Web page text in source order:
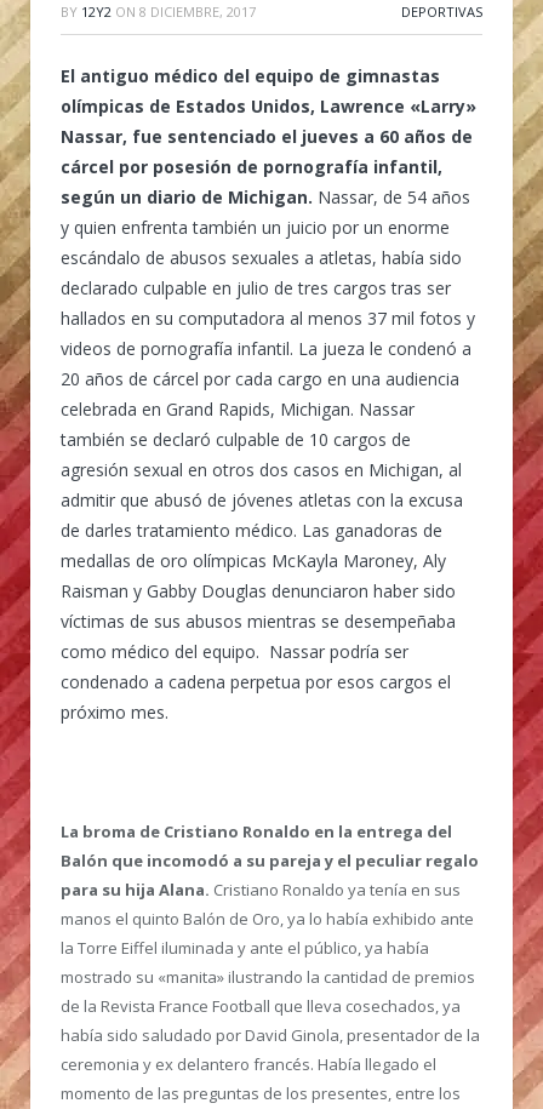
BY 12Y2 ON 8 DICIEMBRE, 2017 DEPORTIVAS
El antiguo médico del equipo de gimnastas
olímpicas de Estados Unidos, Lawrence «Larry»
Nassar, fue sentenciado el jueves a 60 años de
cárcel por posesión de pornografía infantil,
según un diario de Michigan. Nassar, de 54 años
y quien enfrenta también un juicio por un enorme
escándalo de abusos sexuales a atletas, había sido
declarado culpable en julio de tres cargos tras ser
hallados en su computadora al menos 37 mil fotos y
videos de pornografía infantil. La jueza le condenó a
20 años de cárcel por cada cargo en una audiencia
celebrada en Grand Rapids, Michigan. Nassar
también se declaró culpable de 10 cargos de
agresión sexual en otros dos casos en Michigan, al
admitir que abusó de jóvenes atletas con la excusa
de darles tratamiento médico. Las ganadoras de
medallas de oro olímpicas McKayla Maroney, Aly
Raisman y Gabby Douglas denunciaron haber sido
víctimas de sus abusos mientras se desempeñaba
como médico del equipo. Nassar podría ser
condenado a cadena perpetua por esos cargos el
próximo mes.
La broma de Cristiano Ronaldo en la entrega del
Balón que incomodó a su pareja y el peculiar regalo
para su hija Alana. Cristiano Ronaldo ya tenía en sus
manos el quinto Balón de Oro, ya lo había exhibido ante
la Torre Eiffel iluminada y ante el público, ya había
mostrado su «manita» ilustrando la cantidad de premios
de la Revista France Football que lleva cosechados, ya
había sido saludado por David Ginola, presentador de la
ceremonia y ex delantero francés. Había llegado el
momento de las preguntas de los presentes, entre los